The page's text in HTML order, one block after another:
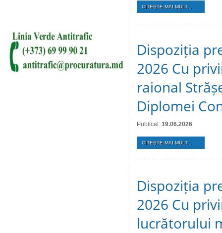
CITEŞTE MAI MULT...
Dispoziția
2026 Cu
raional
Diplomei
Publicat: 19.06.2026
CITEŞTE MAI MULT...
Dispoziția
2026 Cu
lucrătorului